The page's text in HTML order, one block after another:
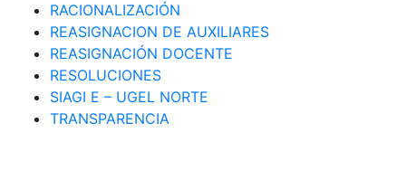
RACIONALIZACIÓN
REASIGNACION DE AUXILIARES
REASIGNACIÓN DOCENTE
RESOLUCIONES
SIAGI E – UGEL NORTE
TRANSPARENCIA